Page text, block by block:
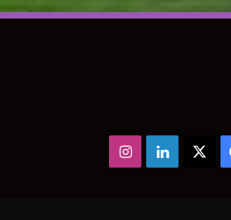
فيسبوك لينكدإنانستقرام